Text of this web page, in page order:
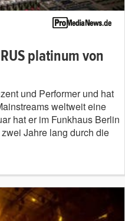
platinum von
und Performer und hat
weltweit eine
hat er im Funkhaus Berlin
Jahre lang durch die